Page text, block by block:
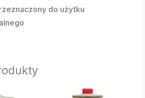
do użytku